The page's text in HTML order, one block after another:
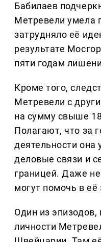
Бабилаев
Метревели умела
затрудняло её
результате
пяти годам
Кроме того,
Метревели с
на сумму свыше
Полагают, что за
деятельности
деловые связи и
границей. Даже
могут помочь в её
Один из
личности